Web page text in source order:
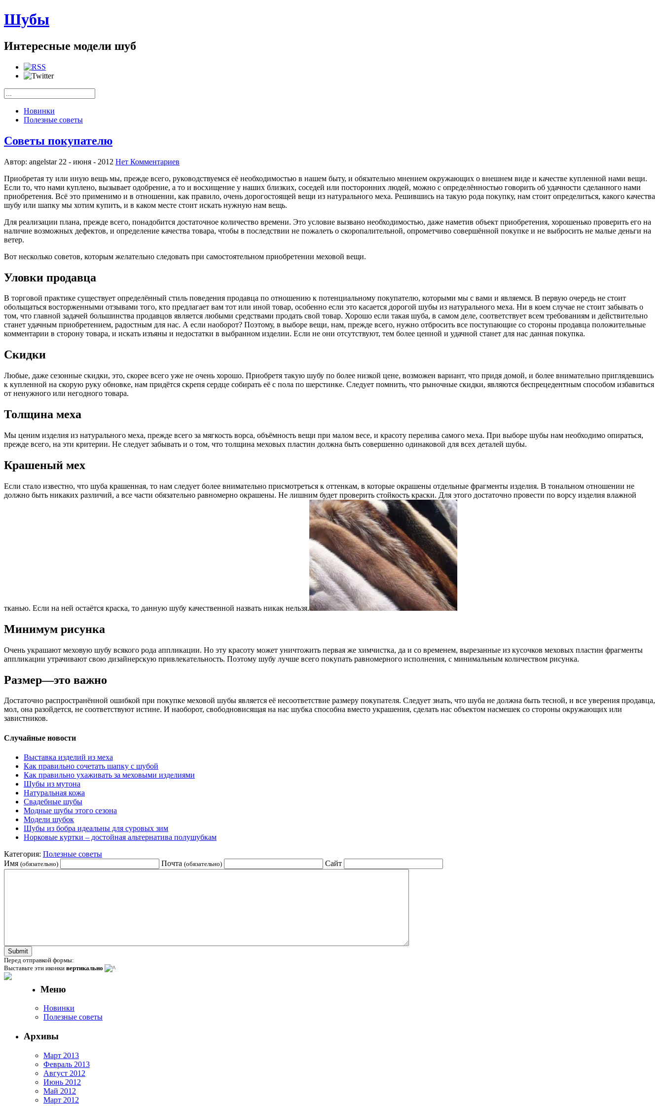
Шубы
Интересные модели шуб
Новинки
Полезные советы
Советы покупателю
Автор: angelstar 22 - июня - 2012 Нет Комментариев
Приобретая ту или иную вещь мы, прежде всего, руководствуемся её необходимостью в нашем быту, и обязательно мнением окружающих о внешнем виде и качестве купленной нами вещи.
Если то, что нами куплено, вызывает одобрение, а то и восхищение у наших близких, соседей или посторонних людей, можно с определённостью говорить об удачности сделанного нами
приобретения. Всё это применимо и в отношении, как правило, очень дорогостоящей вещи из натурального меха. Решившись на такую рода покупку, нам стоит определиться, какого качества
шубу или шапку мы хотим купить, и в каком месте стоит искать нужную нам вещь.
Для реализации плана, прежде всего, понадобится достаточное количество времени. Это условие вызвано необходимостью, даже наметив объект приобретения, хорошенько проверить его на
наличие возможных дефектов, и определение качества товара, чтобы в последствии не пожалеть о скоропалительной, опрометчиво совершённой покупке и не выбросить не малые деньги на
ветер.
Вот несколько советов, которым желательно следовать при самостоятельном приобретении меховой вещи.
Уловки продавца
В торговой практике существует определённый стиль поведения продавца по отношению к потенциальному покупателю, которыми мы с вами и являемся. В первую очередь не стоит
обольщаться восторженными отзывами того, кто предлагает вам тот или иной товар, особенно если это касается дорогой шубы из натурального меха. Ни в коем случае не стоит забывать о
том, что главной задачей большинства продавцов является любыми средствами продать свой товар. Хорошо если такая шуба, в самом деле, соответствует всем требованиям и действительно
станет удачным приобретением, радостным для нас. А если наоборот? Поэтому, в выборе вещи, нам, прежде всего, нужно отбросить все поступающие со стороны продавца положительные
комментарии в сторону товара, и искать изъяны и недостатки в выбранном изделии. Если не они отсутствуют, тем более ценной и удачной станет для нас данная покупка.
Скидки
Любые, даже сезонные скидки, это, скорее всего уже не очень хорошо. Приобретя такую шубу по более низкой цене, возможен вариант, что придя домой, и более внимательно приглядевшись
к купленной на скорую руку обновке, нам придётся скрепя сердце собирать её с пола по шерстинке. Следует помнить, что рыночные скидки, являются беспрецедентным способом избавиться
от ненужного или негодного товара.
Толщина меха
Мы ценим изделия из натурального меха, прежде всего за мягкость ворса, объёмность вещи при малом весе, и красоту перелива самого меха. При выборе шубы нам необходимо опираться,
прежде всего, на эти критерии. Не следует забывать и о том, что толщина меховых пластин должна быть совершенно одинаковой для всех деталей шубы.
Крашеный мех
Если стало известно, что шуба крашенная, то нам следует более внимательно присмотреться к оттенкам, в которые окрашены отдельные фрагменты изделия. В тональном отношении не
должно быть никаких различий, а все части обязательно равномерно окрашены. Не лишним будет проверить стойкость краски. Для этого достаточно провести по ворсу изделия влажной
тканью. Если на ней остаётся краска, то данную шубу качественной назвать никак нельзя.
Минимум рисунка
Очень украшают меховую шубу всякого рода аппликации. Но эту красоту может уничтожить первая же химчистка, да и со временем, вырезанные из кусочков меховых пластин фрагменты
аппликации утрачивают свою дизайнерскую привлекательность. Поэтому шубу лучше всего покупать равномерного исполнения, с минимальным количеством рисунка.
Размер—это важно
Достаточно распространённой ошибкой при покупке меховой шубы является её несоответствие размеру покупателя. Следует знать, что шуба не должна быть тесной, и все уверения продавца,
мол, она разойдется, не соответствуют истине. И наоборот, свободновисящая на нас шубка способна вместо украшения, сделать нас объектом насмешек со стороны окружающих или
завистников.
Случайные новости
Выставка изделий из меха
Как правильно сочетать шапку с шубой
Как правильно ухаживать за меховыми изделиями
Шубы из мутона
Натуральная кожа
Свадебные шубы
Модные шубы этого сезона
Модели шубок
Шубы из бобра идеальны для суровых зим
Норковые куртки – достойная альтернатива полушубкам
Категория: Полезные советы
Имя (обязательно) Почта (обязательно) Сайт
Перед отправкой формы:
Выставьте эти иконки вертикально
Меню
Новинки
Полезные советы
Архивы
Март 2013
Февраль 2013
Август 2012
Июнь 2012
Май 2012
Март 2012